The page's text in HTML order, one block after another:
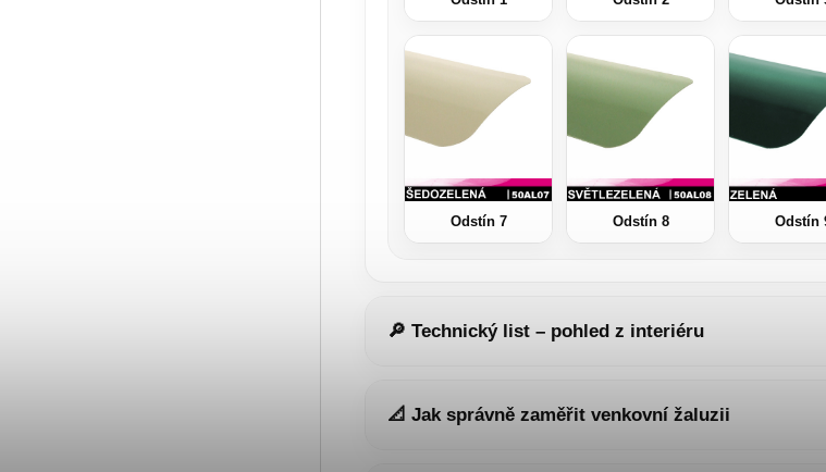
Odstín 7 Odstín 8 Odstín
🔎 Technický list – pohled z interiéru
📐 Jak správně zaměřit venkovní žaluzii